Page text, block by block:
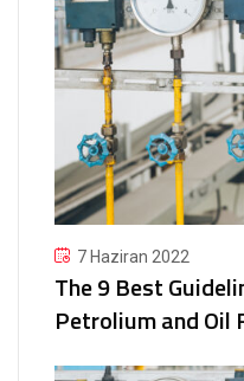
7 Haziran 2022
The 9 Best
Petrolium and Oil